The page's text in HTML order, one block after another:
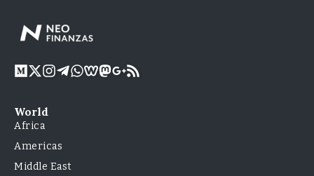
World
Africa
Americas
Middle East